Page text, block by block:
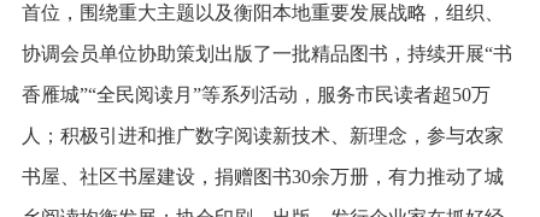
首位，围绕重大主题以及衡阳本地重要发展战略，组织、
协调会员单位协助策划出版了一批精品图书，持续开展“书
香雁城”“全民阅读月”等系列活动，服务市民读者超50万
人；积极引进和推广数字阅读新技术、新理念，参与农家
书屋、社区书屋建设，捐赠图书30余万册，有力推动了城